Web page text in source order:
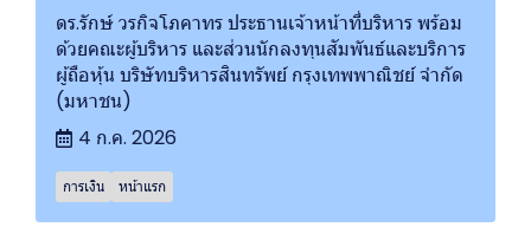
ดร.รักษ์ วรกิจโภคาทร ประธานเจ้าหน้าที่บริหาร พร้อม
ด้วยคณะผู้บริหาร และส่วนนักลงทุนสัมพันธ์และบริการ
ผู้ถือหุ้น บริษัทบริหารสินทรัพย์ กรุงเทพพาณิชย์ จำกัด
(มหาชน)
4 ก.ค. 2026
การเงิน หน้าแรก